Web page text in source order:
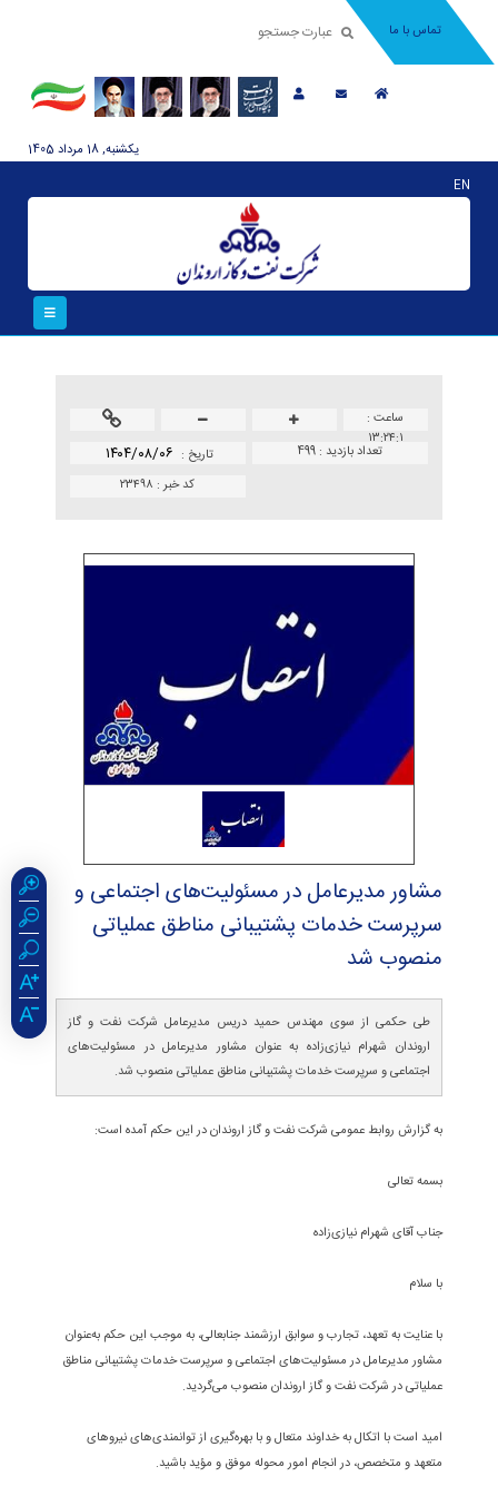
تماس با ما
يکشنبه, 18 مرداد 1405
EN
ساعت :
۱۳:۲۴:۱
تاريخ : ۱۴۰۴/۰۸/۰۶ تعداد بازدید : 499
کد خبر : ۲۳۴۹۸
مشاور مدیرعامل در مسئولیت‌های اجتماعی و
سرپرست خدمات پشتیبانی مناطق عملیاتی
منصوب شد
طی حکمی از سوی مهندس حمید دریس مدیرعامل شرکت نفت و گاز
اروندان شهرام نیازی‌زاده به عنوان مشاور مدیرعامل در مسئولیت‌های
اجتماعی و سرپرست خدمات پشتیبانی مناطق عملیاتی منصوب شد.
به گزارش روابط عمومی شرکت نفت و گاز اروندان در این حکم آمده است:
بسمه تعالی
جناب آقای شهرام نیازی‌زاده
با سلام
با عنایت به تعهد، تجارب و سوابق ارزشمند جنابعالی، به موجب این حکم به‌عنوان
مشاور مدیرعامل در مسئولیت‌های اجتماعی و سرپرست خدمات پشتیبانی مناطق
عملیاتی در شرکت نفت و گاز اروندان منصوب می‌گردید.
امید است با اتکال به خداوند متعال و با بهره‌گیری از توانمندی‌های نیروهای
متعهد و متخصص، در انجام امور محوله موفق و مؤید باشید.